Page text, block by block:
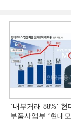
‘내부거래 88%ʼ 현
부품사업부 ‘현대